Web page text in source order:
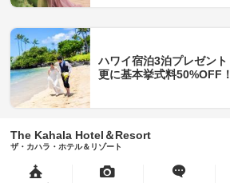
ハワイ宿泊3泊プレゼント
更に基本挙式料50%OFF！
The Kahala Hotel＆Resort
ザ・カハラ・ホテル＆リゾート